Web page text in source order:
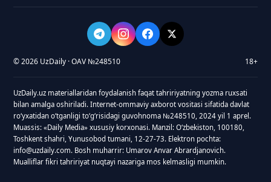
© 2026 UzDaily · OAV №248510 18+
UzDaily.uz materiallaridan foydalanish faqat tahririyatning yozma ruxsati
bilan amalga oshiriladi. Internet-ommaviy axborot vositasi sifatida davlat
roʻyxatidan oʻtganligi toʻgʻrisidagi guvohnoma №248510, 2024 yil 1 aprel.
Muassis: «Daily Media» xususiy korxonasi. Manzil: Oʻzbekiston, 100180,
Toshkent shahri, Yunusobod tumani, 12-27-73. Elektron pochta:
info@uzdaily.com. Bosh muharrir: Umarov Anvar Abrardjanovich.
Mualliflar fikri tahririyat nuqtayi nazariga mos kelmasligi mumkin.